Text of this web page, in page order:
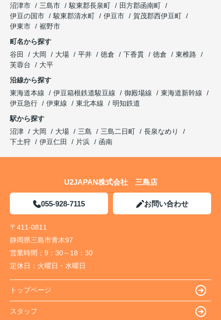
沼津市
三島市 駿東郡長泉町
田方郡函南町
伊豆の国市
駿東郡清水町 伊豆市
賀茂郡西伊豆町
伊東市
裾野市
町名から探す
谷田
大岡 大場 平井 徳倉 下香貫 徳倉
東椎路
芙蓉台
大平
沿線から探す
東海道本線
伊豆箱根鉄道駿豆線 御殿場線
東海道新幹線
伊豆急行
伊東線 東北本線
明知鉄道
駅から探す
沼津
大岡 大場 三島 三島二日町
長泉なめり
下土狩
伊豆仁田 片浜 函南
U2JAPAN株式会社 三島店
055-928-7115 お問い合わせ
〒411-0811
静岡県三島市青木97
営業時間： 9：30～18：30
定休日： 火曜日・水曜日
トップページ
スタッフ